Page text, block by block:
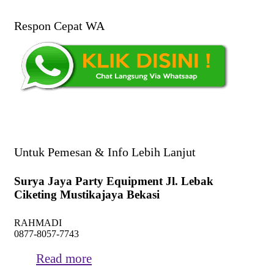
Respon Cepat WA
Untuk Pemesan & Info Lebih Lanjut
Surya Jaya Party Equipment Jl. Lebak
Ciketing Mustikajaya Bekasi
RAHMADI
0877-8057-7743
Read more